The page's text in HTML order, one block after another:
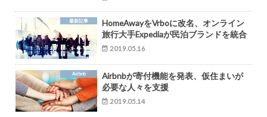
最新記事
HomeAwayをVrboに改名、オンライン
旅行大手Expediaが民泊ブランドを統合
2019.05.16
Airbnb
Airbnbが寄付機能を発表、仮住まいが
必要な人々を支援
2019.05.14